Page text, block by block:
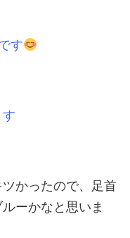
す
かったので、足首
ーかなと思いま